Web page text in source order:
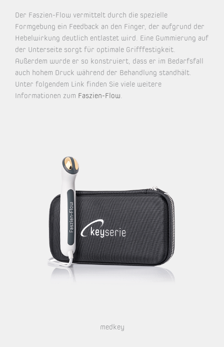
Der Faszien-Flow vermittelt durch die spezielle
Formgebung ein Feedback an den Finger, der aufgrund der
Hebelwirkung deutlich entlastet wird. Eine Gummierung auf
der Unterseite sorgt für optimale Grifffestigkeit.
Außerdem wurde er so konstruiert, dass er im Bedarfsfall
auch hohem Druck während der Behandlung standhält.
Unter folgendem Link finden Sie viele weitere
Informationen zum Faszien-Flow
medkey